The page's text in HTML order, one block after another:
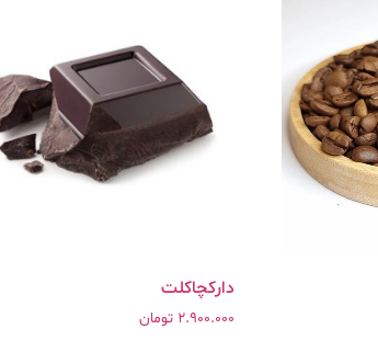
دارکچاکلت
2.900.000 تومان